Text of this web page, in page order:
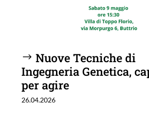
Nuove Tecniche di
Ingegneria Genetica,
per agire
26.04.2026